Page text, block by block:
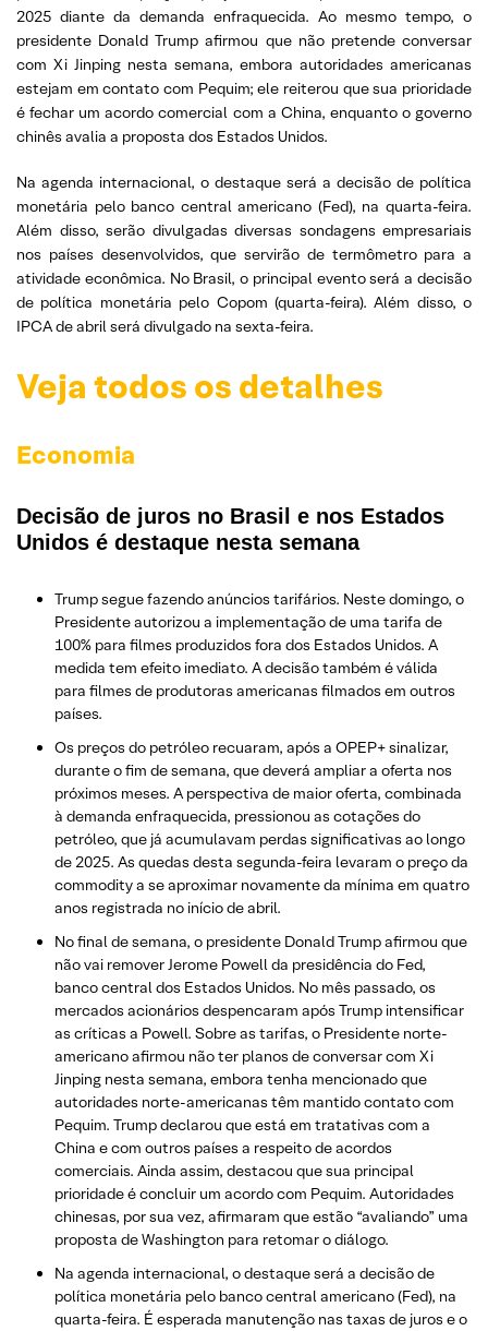
2025 diante da demanda enfraquecida. Ao mesmo tempo, o
presidente Donald Trump afirmou que não pretende conversar
com Xi Jinping nesta semana, embora autoridades americanas
estejam em contato com Pequim; ele reiterou que sua prioridade
é fechar um acordo comercial com a China, enquanto o governo
chinês avalia a proposta dos Estados Unidos.
Na agenda internacional, o destaque será a decisão de política
monetária pelo banco central americano (Fed), na quarta-feira.
Além disso, serão divulgadas diversas sondagens empresariais
nos países desenvolvidos, que servirão de termômetro para a
atividade econômica. No Brasil, o principal evento será a decisão
de política monetária pelo Copom (quarta-feira). Além disso, o
IPCA de abril será divulgado na sexta-feira.
Veja todos os detalhes
Economia
Decisão de juros no Brasil e nos Estados
Unidos é destaque nesta semana
Trump segue fazendo anúncios tarifários. Neste domingo, o
Presidente autorizou a implementação de uma tarifa de
100% para filmes produzidos fora dos Estados Unidos. A
medida tem efeito imediato. A decisão também é válida
para filmes de produtoras americanas filmados em outros
países.
Os preços do petróleo recuaram, após a OPEP+ sinalizar,
durante o fim de semana, que deverá ampliar a oferta nos
próximos meses. A perspectiva de maior oferta, combinada
à demanda enfraquecida, pressionou as cotações do
petróleo, que já acumulavam perdas significativas ao longo
de 2025. As quedas desta segunda-feira levaram o preço da
commodity a se aproximar novamente da mínima em quatro
anos registrada no início de abril.
No final de semana, o presidente Donald Trump afirmou que
não vai remover Jerome Powell da presidência do Fed,
banco central dos Estados Unidos. No mês passado, os
mercados acionários despencaram após Trump intensificar
as críticas a Powell. Sobre as tarifas, o Presidente norte-
americano afirmou não ter planos de conversar com Xi
Jinping nesta semana, embora tenha mencionado que
autoridades norte-americanas têm mantido contato com
Pequim. Trump declarou que está em tratativas com a
China e com outros países a respeito de acordos
comerciais. Ainda assim, destacou que sua principal
prioridade é concluir um acordo com Pequim. Autoridades
chinesas, por sua vez, afirmaram que estão “avaliando” uma
proposta de Washington para retomar o diálogo.
Na agenda internacional, o destaque será a decisão de
política monetária pelo banco central americano (Fed), na
quarta-feira. É esperada manutenção nas taxas de juros e o